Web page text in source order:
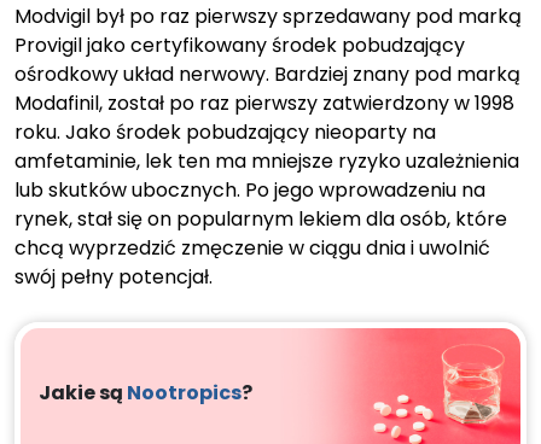
Modvigil był po raz pierwszy sprzedawany pod marką
Provigil jako certyfikowany środek pobudzający
ośrodkowy układ nerwowy. Bardziej znany pod marką
Modafinil, został po raz pierwszy zatwierdzony w 1998
roku. Jako środek pobudzający nieoparty na
amfetaminie, lek ten ma mniejsze ryzyko uzależnienia
lub skutków ubocznych. Po jego wprowadzeniu na
rynek, stał się on popularnym lekiem dla osób, które
chcą wyprzedzić zmęczenie w ciągu dnia i uwolnić
swój pełny potencjał.
Jakie są Nootropics?